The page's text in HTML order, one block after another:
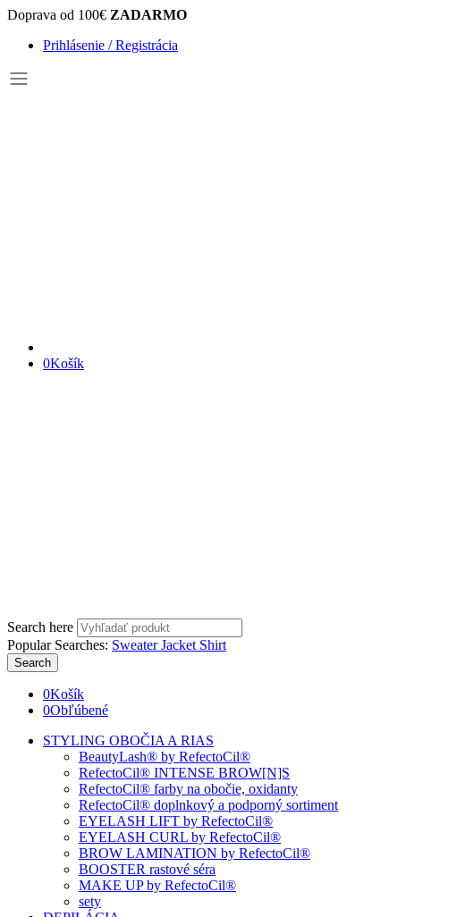
Doprava od 100€ ZADARMO
Prihlásenie / Registrácia
0Košík
Search here
Popular Searches: SweaterJacket Shirt
Search
0Košík
0Obľúbené
STYLING OBOČIA A RIAS
BeautyLash® by RefectoCil®
RefectoCil® INTENSE BROW[N]S
RefectoCil® farby na obočie, oxidanty
RefectoCil® doplnkový a podporný sortiment
EYELASH LIFT by RefectoCil®
EYELASH CURL by RefectoCil®
BROW LAMINATION by RefectoCil®
BOOSTER rastové séra
MAKE UP by RefectoCil®
sety